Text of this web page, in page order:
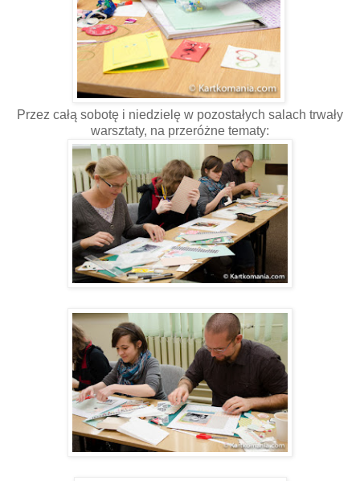
Przez całą sobotę i niedzielę w pozostałych salach trwały
warsztaty, na przeróżne tematy: